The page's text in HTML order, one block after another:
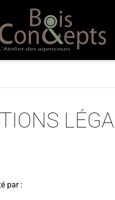
par :